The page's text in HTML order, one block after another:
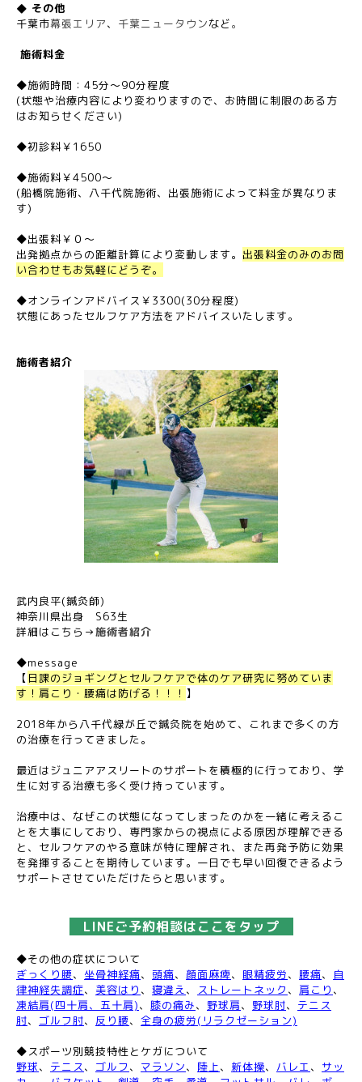
◆ その他
千葉市幕張エリア、 千葉ニュータウンなど。
施術料金
◆施術時間：45分～90分程度
(状態や治療内容により変わりますので、お時間に制限のある方
はお知らせください)
◆初診料￥1650
◆施術料￥4500～
(船橋院施術、八千代院施術、出張施術によって料金が異なりま
す)
◆出張料￥０～
出発拠点からの距離計算により変動します。 出張料金のみのお問
い合わせもお気軽にどうぞ。
◆オンラインアドバイス￥3300(30分程度)
状態にあったセルフケア方法をアドバイスいたします。
施術者紹介
武内良平(鍼灸師)
神奈川県出身 S63生
詳細はこちら→施術者紹介
◆message
【 日課のジョギングとセルフケアで体のケア研究に努めていま
す！肩こり・腰痛は防げる！！！ 】
2018年から八千代緑が丘で鍼灸院を始めて、これまで多くの方
の治療を行ってきました。
最近はジュニアアスリートのサポートを積極的に行っており、学
生に対する治療も多く受け持っています。
治療中は、なぜこの状態になってしまったのかを一緒に考えるこ
とを大事にしており、専門家からの視点による原因が理解できる
と、セルフケアのやる意味が特に理解され、また再発予防に効果
を発揮することを期待しています。一日でも早い回復できるよう
サポートさせていただけたらと思います。
LINEご予約相談はここをタップ
◆その他の症状について
ぎっくり腰、 坐骨神経痛、 頭痛、 顔面麻痺、 眼精疲労、 腰痛、
自
律神経失調症、 美容はり 、 寝違え、 ストレートネック 、 肩こり 、
凍結肩(四十肩、五十肩)、 膝の痛み、 野球肩、 野球肘、 テニス
肘、 ゴルフ肘、 反り腰、 全身の疲労(リラクゼーション)
◆スポーツ別競技特性とケガについて
野球、 テニス、 ゴルフ 、 マラソン、 陸上、 新体操、 バレエ 、 サッ